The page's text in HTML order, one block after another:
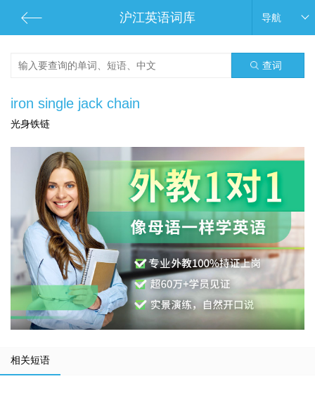
沪江英语词库 导航
查词
iron single jack chain
光身铁链
相关短语